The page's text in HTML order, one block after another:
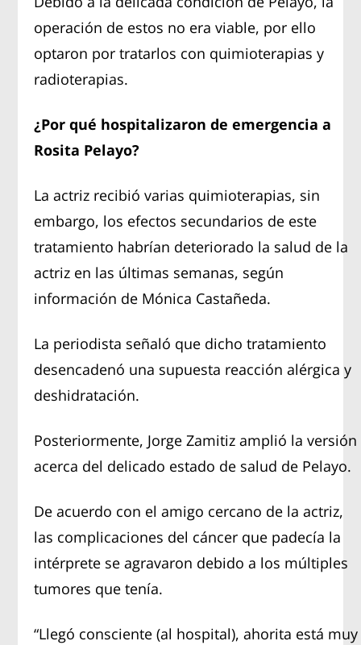
operación de estos no era viable, por ello
optaron por tratarlos con quimioterapias y
radioterapias.
¿Por qué hospitalizaron de emergencia a
Rosita Pelayo?
La actriz recibió varias quimioterapias, sin
embargo, los efectos secundarios de este
tratamiento habrían deteriorado la salud de la
actriz en las últimas semanas, según
información de Mónica Castañeda.
La periodista señaló que dicho tratamiento
desencadenó una supuesta reacción alérgica y
deshidratación.
Posteriormente, Jorge Zamitiz amplió la versión
acerca del delicado estado de salud de Pelayo.
De acuerdo con el amigo cercano de la actriz,
las complicaciones del cáncer que padecía la
intérprete se agravaron debido a los múltiples
tumores que tenía.
“Llegó consciente (al hospital), ahorita está muy